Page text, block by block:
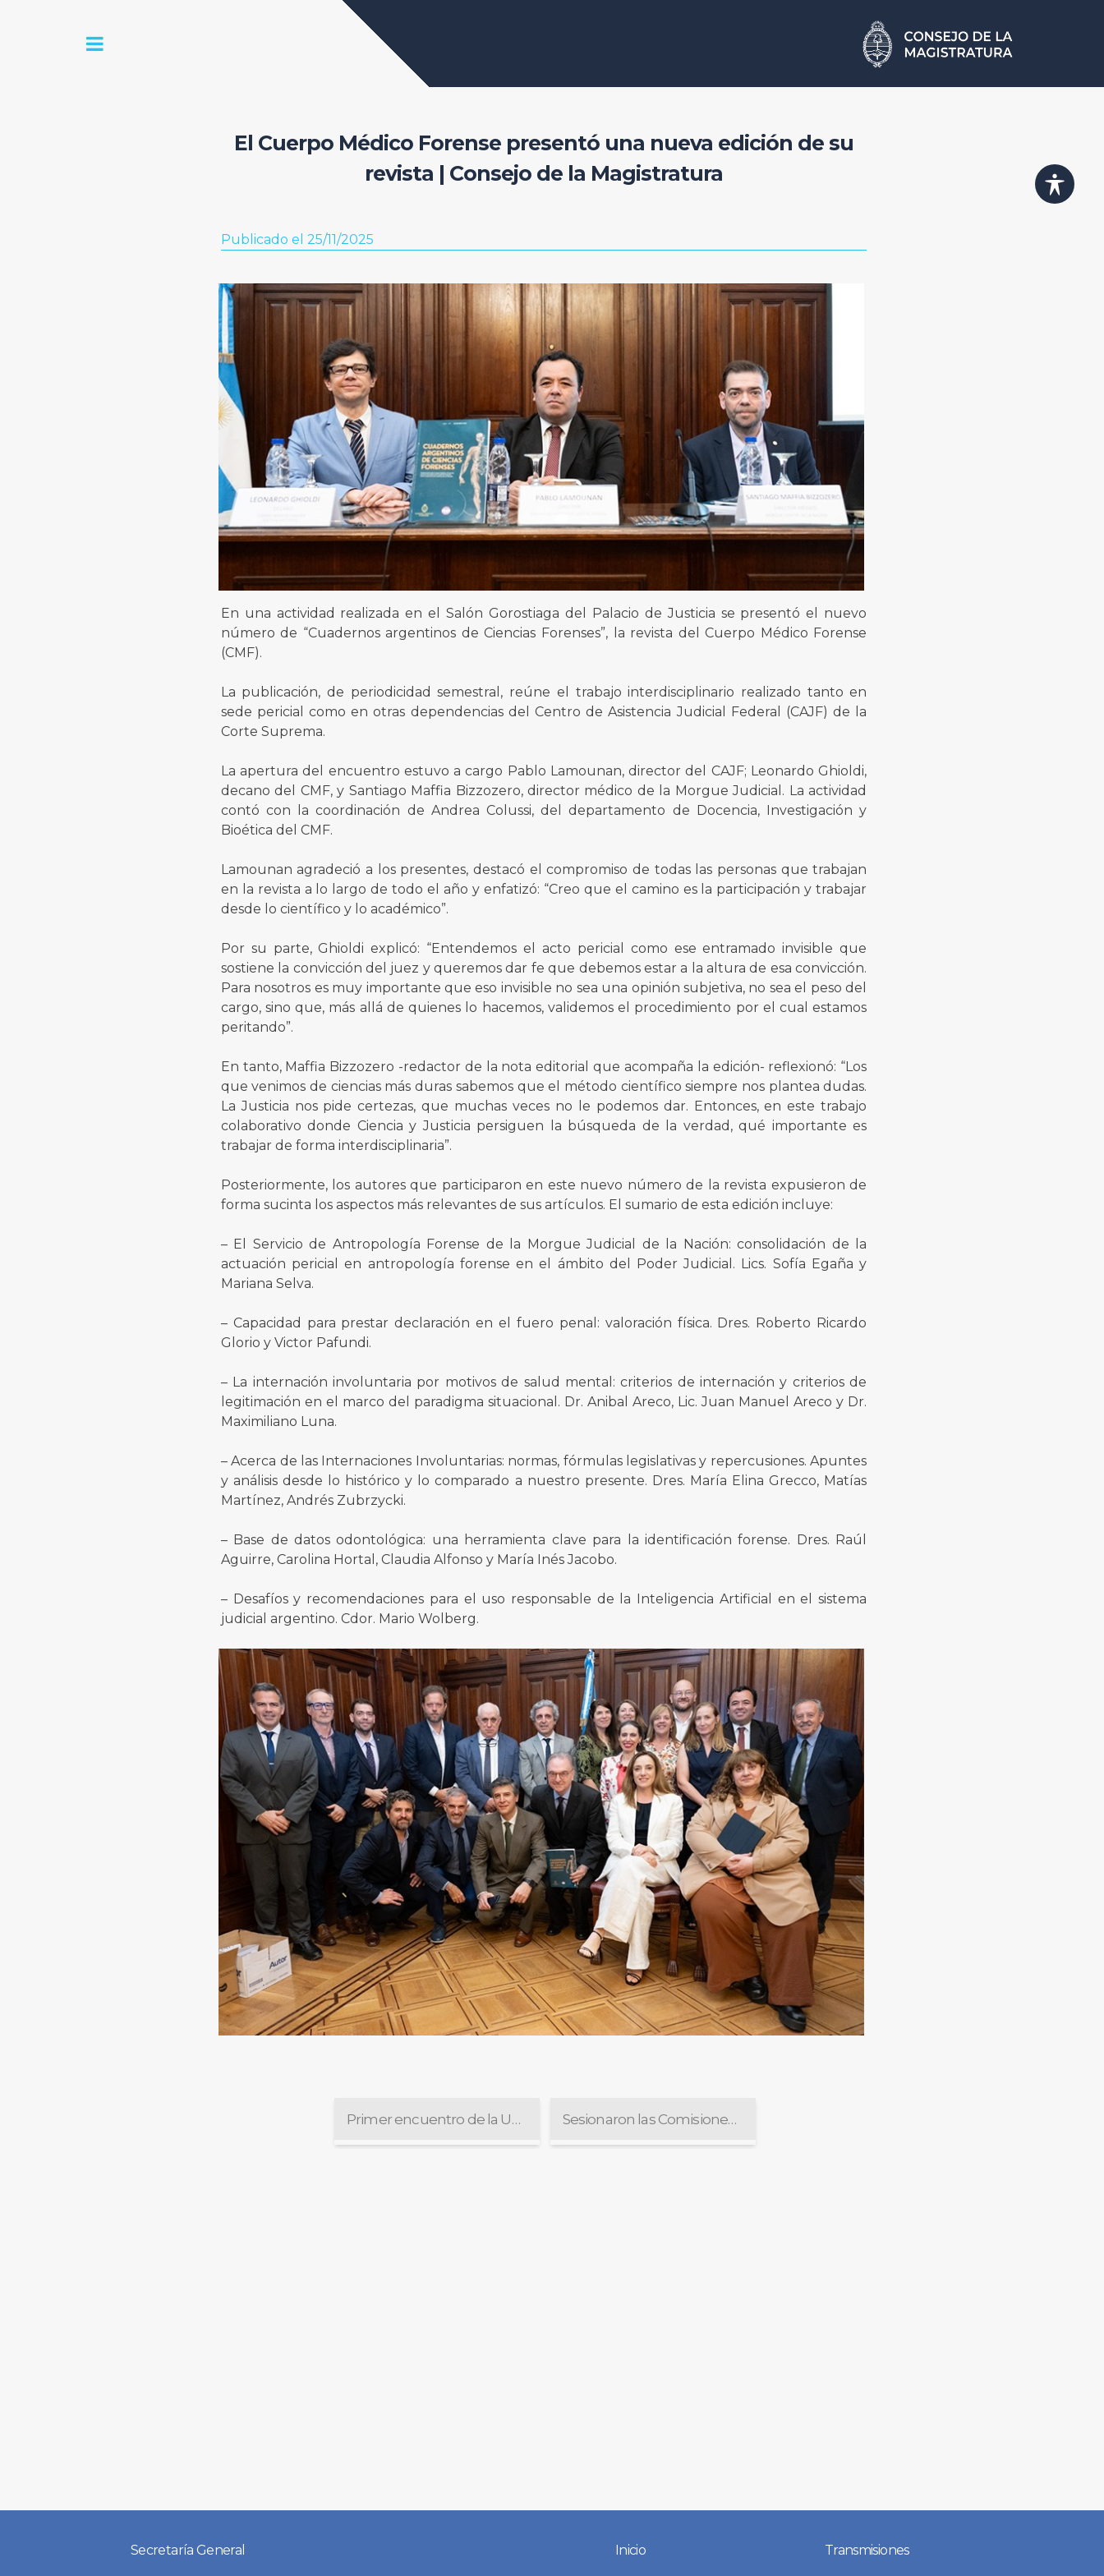
El Cuerpo Médico Forense presentó una nueva edición de su
revista | Consejo de la Magistratura
Publicado el 25/11/2025
En una actividad realizada en el Salón Gorostiaga del Palacio de Justicia se presentó el nuevo
número de “Cuadernos argentinos de Ciencias Forenses”, la revista del Cuerpo Médico Forense
(CMF).
La publicación, de periodicidad semestral, reúne el trabajo interdisciplinario realizado tanto en
sede pericial como en otras dependencias del Centro de Asistencia Judicial Federal (CAJF) de la
Corte Suprema.
La apertura del encuentro estuvo a cargo Pablo Lamounan, director del CAJF; Leonardo Ghioldi,
decano del CMF, y Santiago Maffia Bizzozero, director médico de la Morgue Judicial. La actividad
contó con la coordinación de Andrea Colussi, del departamento de Docencia, Investigación y
Bioética del CMF.
Lamounan agradeció a los presentes, destacó el compromiso de todas las personas que trabajan
en la revista a lo largo de todo el año y enfatizó: “Creo que el camino es la participación y trabajar
desde lo científico y lo académico”.
Por su parte, Ghioldi explicó: “Entendemos el acto pericial como ese entramado invisible que
sostiene la convicción del juez y queremos dar fe que debemos estar a la altura de esa convicción.
Para nosotros es muy importante que eso invisible no sea una opinión subjetiva, no sea el peso del
cargo, sino que, más allá de quienes lo hacemos, validemos el procedimiento por el cual estamos
peritando”.
En tanto, Maffia Bizzozero -redactor de la nota editorial que acompaña la edición- reflexionó: “Los
que venimos de ciencias más duras sabemos que el método científico siempre nos plantea dudas.
La Justicia nos pide certezas, que muchas veces no le podemos dar. Entonces, en este trabajo
colaborativo donde Ciencia y Justicia persiguen la búsqueda de la verdad, qué importante es
trabajar de forma interdisciplinaria”.
Posteriormente, los autores que participaron en este nuevo número de la revista expusieron de
forma sucinta los aspectos más relevantes de sus artículos. El sumario de esta edición incluye:
– El Servicio de Antropología Forense de la Morgue Judicial de la Nación: consolidación de la
actuación pericial en antropología forense en el ámbito del Poder Judicial. Lics. Sofía Egaña y
Mariana Selva.
– Capacidad para prestar declaración en el fuero penal: valoración física. Dres. Roberto Ricardo
Glorio y Victor Pafundi.
– La internación involuntaria por motivos de salud mental: criterios de internación y criterios de
legitimación en el marco del paradigma situacional. Dr. Anibal Areco, Lic. Juan Manuel Areco y Dr.
Maximiliano Luna.
– Acerca de las Internaciones Involuntarias: normas, fórmulas legislativas y repercusiones. Apuntes
y análisis desde lo histórico y lo comparado a nuestro presente. Dres. María Elina Grecco, Matías
Martínez, Andrés Zubrzycki.
– Base de datos odontológica: una herramienta clave para la identificación forense. Dres. Raúl
Aguirre, Carolina Hortal, Claudia Alfonso y María Inés Jacobo.
– Desafíos y recomendaciones para el uso responsable de la Inteligencia Artificial en el sistema
judicial argentino. Cdor. Mario Wolberg.
Primer encuentro de la Unidad de Coordinación creada por Acordada N° 22/2025 Sesionaron las Comisiones de Disciplina y de Selección de Magistrados y Escuela Judicial
Secretaría General
Inicio
Transmisiones